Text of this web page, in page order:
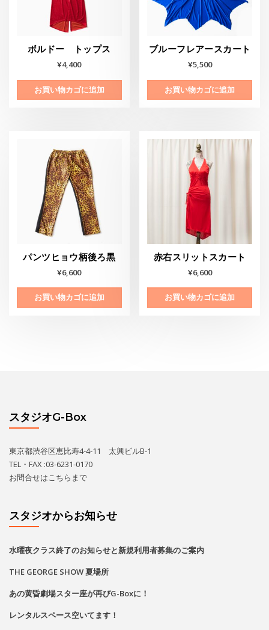
ボルドー トップス
¥4,400
お買い物カゴに追加
ブルーフレアースカート
¥5,500
お買い物カゴに追加
パンツヒョウ柄後ろ黒
¥6,600
お買い物カゴに追加
赤右スリットスカート
¥6,600
お買い物カゴに追加
スタジオG-Box
東京都渋谷区恵比寿4-4-11 太興ビルB-1
TEL・FAX :03-6231-0170
お問合せはこちら まで
スタジオからお知らせ
水曜夜クラス終了のお知らせと新規利用者募集のご案内
THE GEORGE SHOW 夏場所
あの黄昏劇場スター座が再びG-Boxに！
レンタルスペース空いてます！